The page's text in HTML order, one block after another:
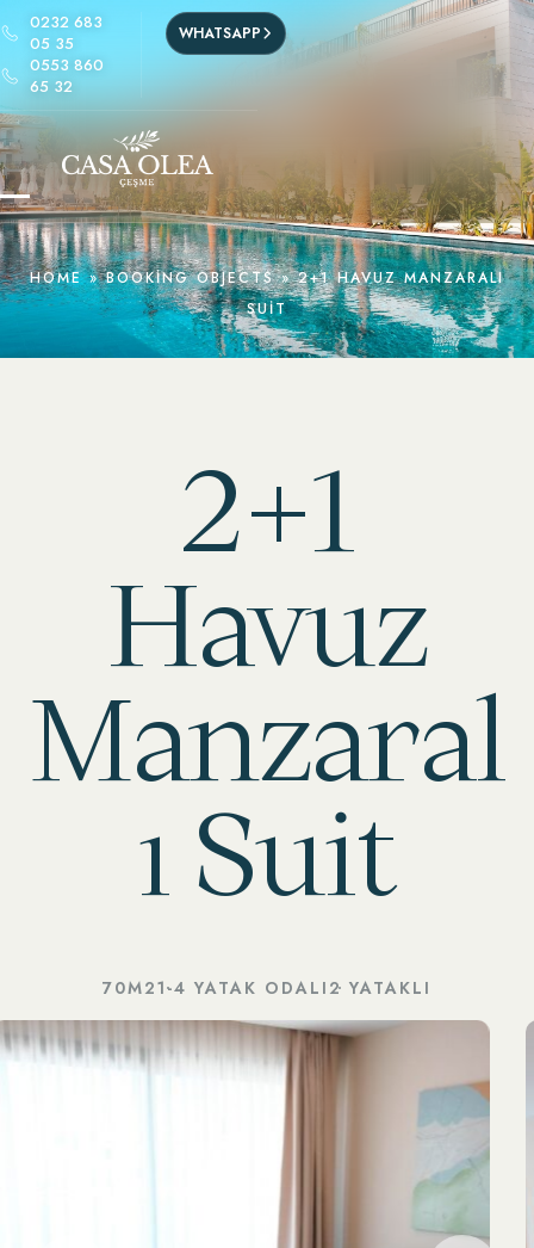
0232 683
05 35
0553 860
65 32
WHATSAPP
HOME»BOOKING OBJECTS»2+1 HAVUZ MANZARALI
SUIT
2+1
Havuz
Manzaral
ı Suit
70M21-4 YATAK ODALI 2 YATAKLI